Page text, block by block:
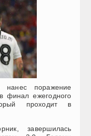
нанес поражение
финал ежегодного
проходит в
завершилась